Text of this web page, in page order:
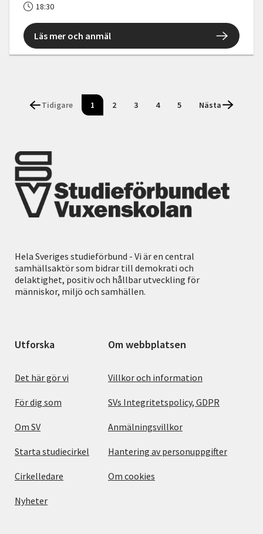
18:30
Läs mer och anmäl
Tidigare 1 2 3 4 5 Nästa
Hela Sveriges studieförbund - Vi är en central
samhällsaktör som bidrar till demokrati och
delaktighet, positiv och hållbar utveckling för
människor, miljö och samhällen.
Utforska
Det här gör vi
För dig som
Om SV
Starta studiecirkel
Cirkelledare
Nyheter
Om webbplatsen
Villkor och information
SVs Integritetspolicy, GDPR
Anmälningsvillkor
Hantering av personuppgifter
Om cookies